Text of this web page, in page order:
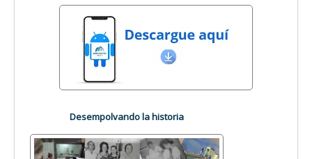
Desempolvando la historia